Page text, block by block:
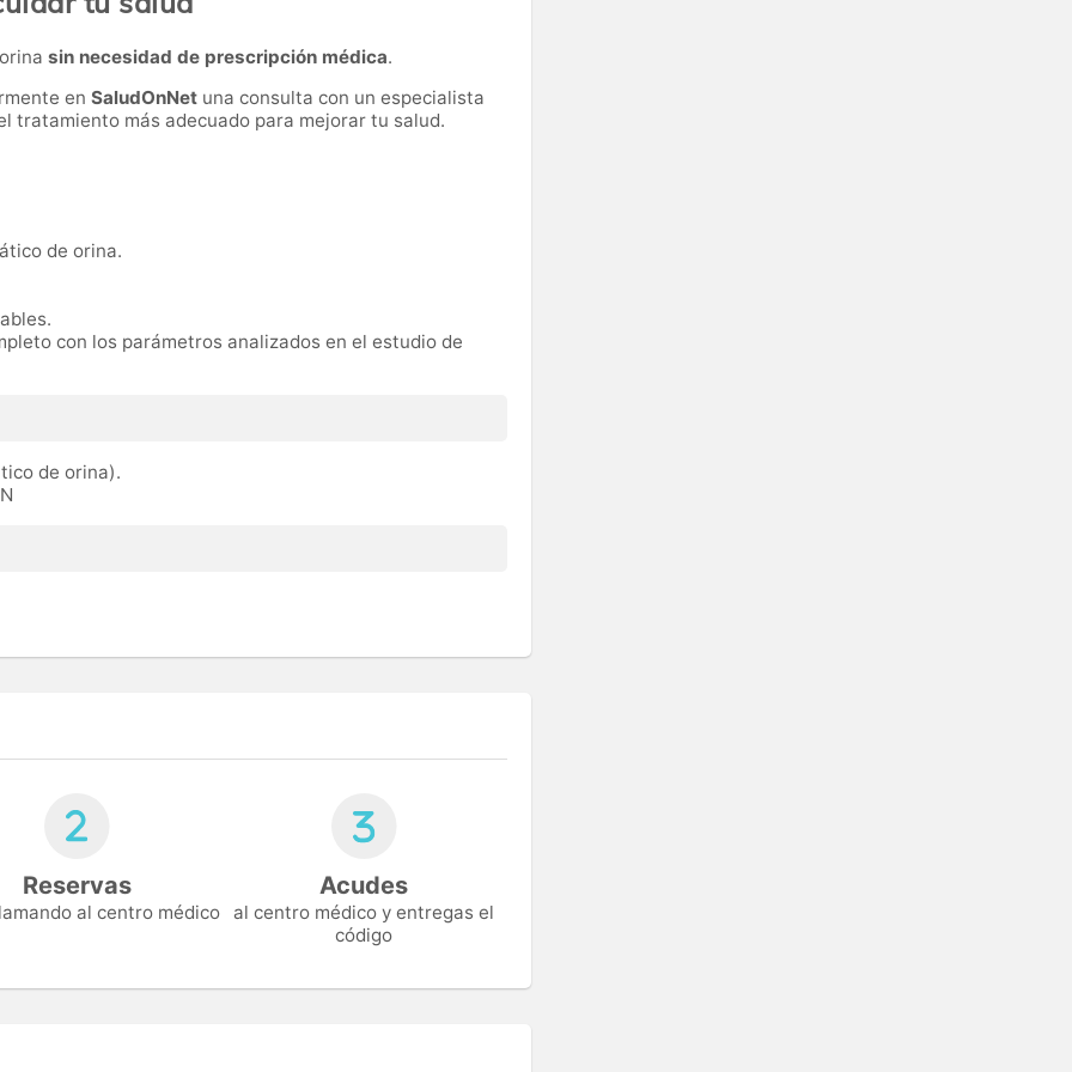
sin necesidad de prescripción médica.
en SaludOnNet una consulta con un especialista
tratamiento más adecuado para mejorar tu salud.
de orina.
con los parámetros analizados en el estudio de
de orina).
Reservas
al centro médico
Acudes
al centro médico y entregas el
código